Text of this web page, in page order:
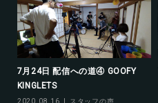
7月24日 配信への道④ GOOFY
KINGLETS